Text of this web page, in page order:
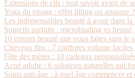
Extensions de cils : tout savoir avant de
Yoga du visage : effet lifting ou arnaque
Les indispensables beauté à avoir dans la
Sourcils parfaits : microblading vs
10 erreurs beauté que vous faites sans le
Cheveux fins : 7 coiffures volume faciles
Fête des mères : 10 cadeaux
Acné adulte : 6 solutions naturelles qui
Soins anti-âge : à quel âge commencer